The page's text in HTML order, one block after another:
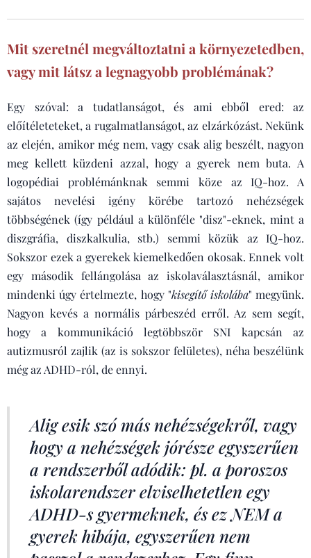
Mit szeretnél megváltoztatni a környezetedben,
vagy mit látsz a legnagyobb problémának?
Egy szóval: a tudatlanságot, és ami ebből ered: az
előítéleteteket, a rugalmatlanságot, az elzárkózást. Nekünk
az elején, amikor még nem, vagy csak alig beszélt, nagyon
meg kellett küzdeni azzal, hogy a gyerek nem buta. A
logopédiai problémánknak semmi köze az IQ-hoz. A
sajátos nevelési igény körébe tartozó nehézségek
többségének (így például a különféle "disz"-eknek, mint a
diszgráfia, diszkalkulia, stb.) semmi közük az IQ-hoz.
Sokszor ezek a gyerekek kiemelkedően okosak. Ennek volt
egy második fellángolása az iskolaválasztásnál, amikor
mindenki úgy értelmezte, hogy "kisegítő iskolába" megyünk.
Nagyon kevés a normális párbeszéd erről. Az sem segít,
hogy a kommunikáció legtöbbször SNI kapcsán az
autizmusról zajlik (az is sokszor felületes), néha beszélünk
még az ADHD-ról, de ennyi.
Alig esik szó más nehézségekről, vagy
hogy a nehézségek jórésze egyszerűen
a rendszerből adódik: pl. a poroszos
iskolarendszer elviselhetetlen egy
ADHD-s gyermeknek, és ez NEM a
gyerek hibája, egyszerűen nem